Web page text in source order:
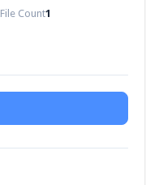
File Count1